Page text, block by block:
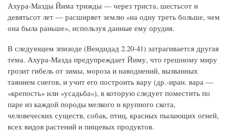
Ахура-Мазды Йима трижды — через триста, шестьсот и
девятьсот лет — расширяет землю «на одну треть больше, чем
она была раньше», используя данные ему орудия.
В следующем эпизоде (Вендидад 2.20-41) затрагивается другая
тема. Ахура-Мазда предупреждает Йиму, что грешному миру
грозит гибель от зимы, мороза и наводнений, вызванных
таянием снегов, и учит его построить вару (др.-иран. вара —
«крепость» или «усадьба»), в которую следует поместить по
паре из каждой породы мелкого и крупного скота,
человеческих существ, собак, птиц, красных пылающих огней,
всех видов растений и пищевых продуктов.